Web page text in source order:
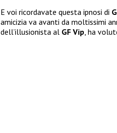
E voi ricordavate questa ipnosi di
amicizia va avanti da moltissimi
dell’illusionista al GF Vip, ha